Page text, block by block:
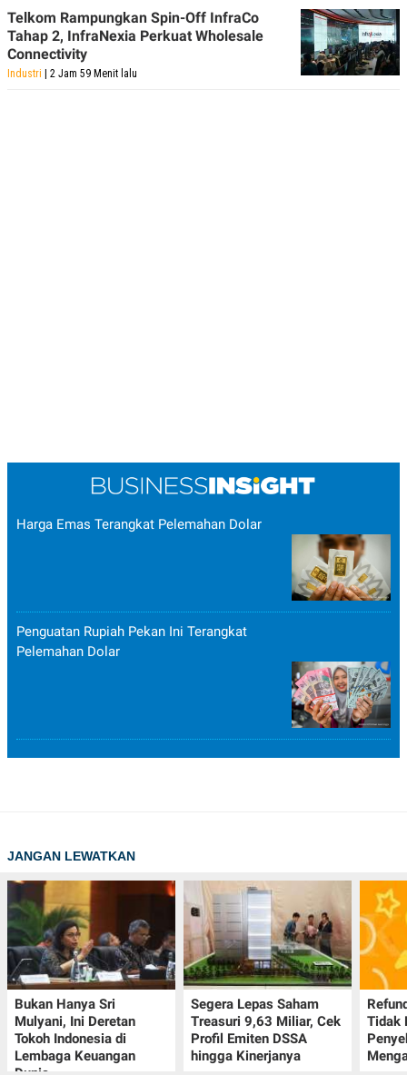
Telkom Rampungkan Spin-Off InfraCo
Tahap 2, InfraNexia Perkuat Wholesale
Connectivity
Industri | 2 Jam 59 Menit lalu
Harga Emas Terangkat Pelemahan Dolar
Penguatan Rupiah Pekan Ini Terangkat
Pelemahan Dolar
JANGAN LEWATKAN
Bukan Hanya Sri
Mulyani, Ini Deretan
Tokoh Indonesia di
Lembaga Keuangan
Segera Lepas Saham
Treasuri 9,63 Miliar, Cek
Profil Emiten DSSA
hingga Kinerjanya
Tidak